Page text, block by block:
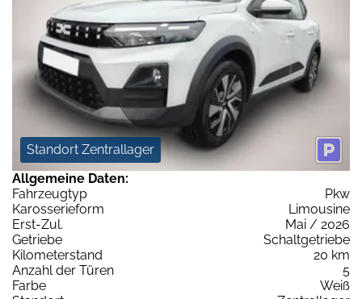
Standort Zentrallager
Allgemeine Daten:
Fahrzeugtyp
Pkw
Karosserieform
Limousine
Erst-Zul.
Mai / 2026
Getriebe
Schaltgetriebe
Kilometerstand
20 km
Anzahl der Türen
5
Farbe
Weiß